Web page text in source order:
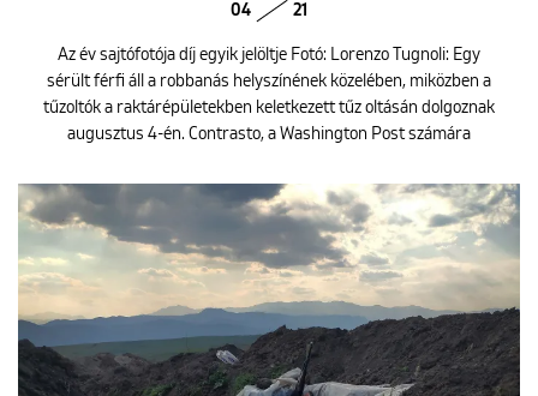
04 21
Az év sajtófotója díj egyik jelöltje Fotó: Lorenzo Tugnoli: Egy
sérült férfi áll a robbanás helyszínének közelében, miközben a
tűzoltók a raktárépületekben keletkezett tűz oltásán dolgoznak
augusztus 4-én. Contrasto, a Washington Post számára